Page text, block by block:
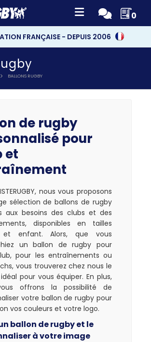
0
FRANÇAISE - DEPUIS 2006
BALLONS RUGBY
de rugby
pour
et
nous vous proposons
sélection de ballons de rugby
aux besoins des clubs et des
disponibles en tailles
et enfant. Alors, que vous
un ballon de rugby pour
pour les entraînements ou
vous trouverez chez nous le
pour vous équiper. En plus,
offrons la possibilité de
votre ballon de rugby pour
vos couleurs et votre logo.
ballon de rugby et le
à votre image